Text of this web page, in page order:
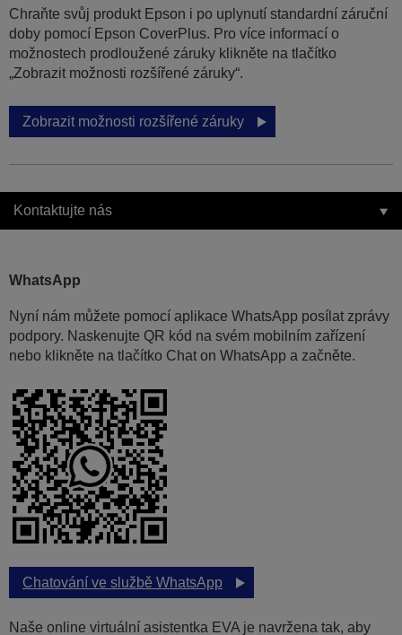
Chraňte svůj produkt Epson i po uplynutí standardní záruční
doby pomocí Epson CoverPlus. Pro více informací o
možnostech prodloužené záruky klikněte na tlačítko
„Zobrazit možnosti rozšířené záruky“.
Zobrazit možnosti rozšířené záruky
Kontaktujte nás
WhatsApp
Nyní nám můžete pomocí aplikace WhatsApp posílat zprávy
podpory. Naskenujte QR kód na svém mobilním zařízení
nebo klikněte na tlačítko Chat on WhatsApp a začněte.
Chatování ve službě WhatsApp
Naše online virtuální asistentka EVA je navržena tak, aby